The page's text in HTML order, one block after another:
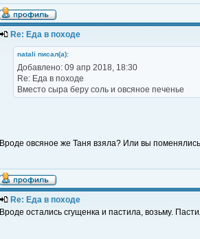
Re: Еда в походе
natali писал(а):
Добавлено: 09 апр 2018, 18:30
Re: Еда в походе
Вместо сыра беру соль и овсяное печенье
Вроде овсяное же Таня взяла? Или вы
Re: Еда в походе
Вроде остались сгущенка и пастила, возьму.